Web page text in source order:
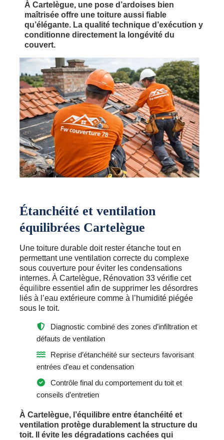
À Cartelègue, une pose d’ardoises bien
maîtrisée offre une toiture aussi fiable
qu’élégante. La qualité technique d’exécution y
conditionne directement la longévité du
couvert.
Étanchéité et ventilation
équilibrées Cartelègue
Une toiture durable doit rester étanche tout en
permettant une ventilation correcte du complexe
sous couverture pour éviter les condensations
internes. À Cartelègue, Rénovation 33 vérifie cet
équilibre essentiel afin de supprimer les désordres
liés à l’eau extérieure comme à l’humidité piégée
sous le toit.
Diagnostic combiné des zones d’infiltration et
défauts de ventilation
Reprise d’étanchéité sur secteurs favorisant
entrées d’eau et condensation
Contrôle final du comportement du toit et
conseils d’entretien
À Cartelègue, l’équilibre entre étanchéité et
ventilation protège durablement la structure du
toit. Il évite les dégradations cachées qui